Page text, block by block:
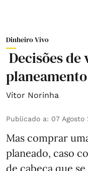
Dinheiro Vivo
Decisões
Vítor Norinha
Publicado a: 07 Agosto
Mas comprar
planeado, caso
de cabeça que